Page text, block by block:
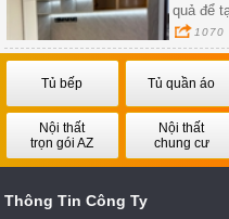
quả để
thẩm1070
Tủ bếp Tủ quần áo
Nội thất
trọn gói AZ
Nội thất
chung cư
Thông Tin Công Ty